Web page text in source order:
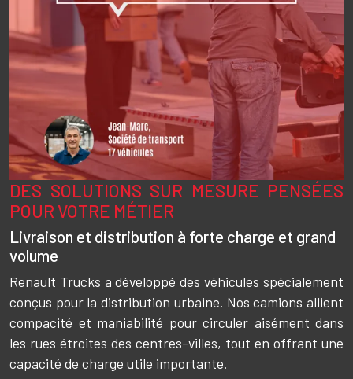
Texte
DES SOLUTIONS SUR MESURE PENSÉES
POUR VOTRE MÉTIER
Livraison et distribution à forte charge et grand
volume
Renault Trucks a développé des véhicules spécialement
conçus pour la distribution urbaine. Nos camions allient
compacité et maniabilité pour circuler aisément dans
les rues étroites des centres-villes, tout en offrant une
capacité de charge utile importante.